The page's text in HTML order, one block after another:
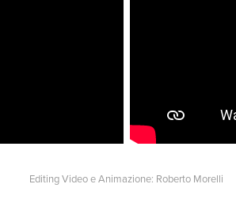
Editing Video e Animazione: Roberto Morelli